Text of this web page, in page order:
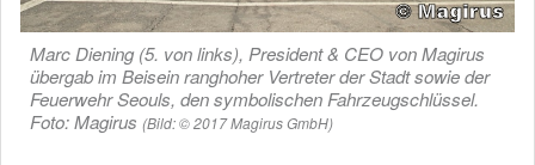
Marc Diening (5. von links), President & CEO von Magirus
übergab im Beisein ranghoher Vertreter der Stadt sowie der
Feuerwehr Seouls, den symbolischen Fahrzeugschlüssel.
Foto: Magirus (Bild: © 2017 Magirus GmbH)